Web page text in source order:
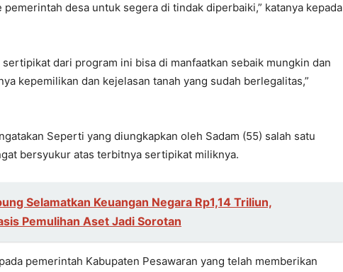
desa untuk segera di tindak diperbaiki,” katanya kepada
dari program ini bisa di manfaatkan sebaik mungkin dan
kepemilikan dan kejelasan tanah yang sudah berlegalitas,”
Seperti yang diungkapkan oleh Sadam (55) salah satu
bersyukur atas terbitnya sertipikat miliknya.
Selamatkan Keuangan Negara Rp1,14 Triliun,
Pemulihan Aset Jadi Sorotan
pemerintah Kabupaten Pesawaran yang telah memberikan